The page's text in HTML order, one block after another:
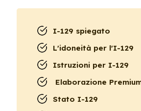
I-129 spiegato
L'idoneità per l'I-129
Istruzioni per I-129
Elaborazione
Stato I-129